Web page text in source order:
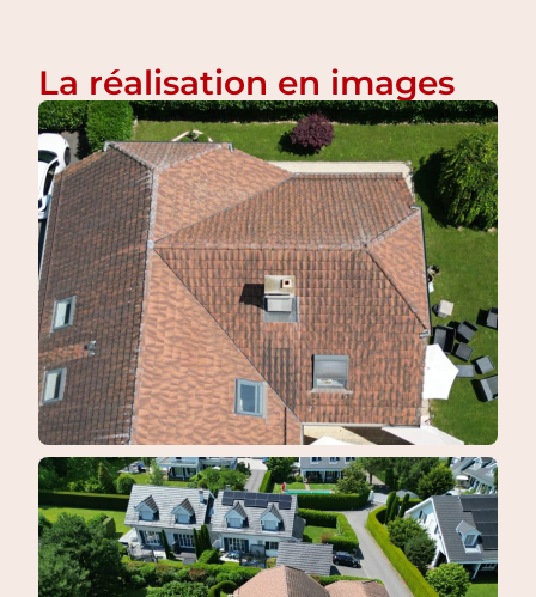
La réalisation en images